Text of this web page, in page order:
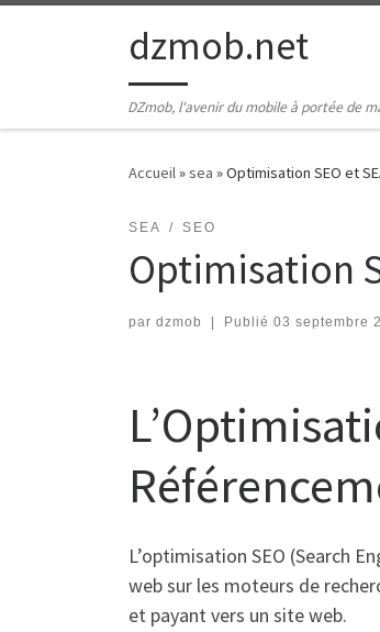
Passer au contenudzmob.net
DZmob, l'avenir du mobile à portée de
Accueil»sea »Optimisation SEO et
SEA SEO
Optimisation
par dzmob Publié 03 septembre
L’optimisation SEO (Search
web sur les moteurs de
et payant vers un site web.